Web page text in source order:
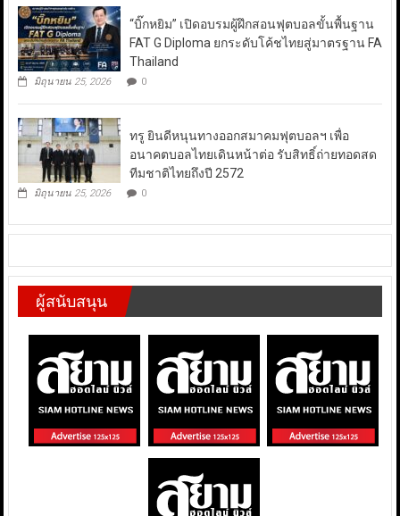
“บิ๊กหยิม” เปิดอบรมผู้ฝึกสอนฟุตบอลขั้นพื้นฐาน
FAT G Diploma ยกระดับโค้ชไทยสู่มาตรฐาน FA
Thailand
มิถุนายน 25, 2026 0
ทรู ยินดีหนุนทางออกสมาคมฟุตบอลฯ เพื่อ
อนาคตบอลไทยเดินหน้าต่อ รับสิทธิ์ถ่ายทอดสด
ทีมชาติไทยถึงปี 2572
มิถุนายน 25, 2026 0
ผู้สนับสนุน